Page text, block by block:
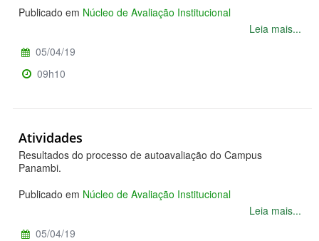
Publicado em Núcleo de Avaliação Institucional
Leia mais...
05/04/19
09h10
Atividades
Resultados do processo de autoavaliação do Campus
Panambi.
Publicado em Núcleo de Avaliação Institucional
Leia mais...
05/04/19